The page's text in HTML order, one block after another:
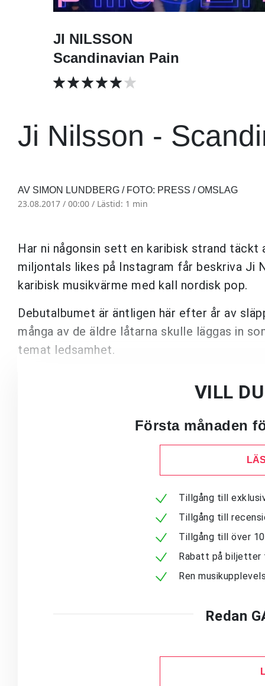
JI NILSSON
Scandinavian Pain
Ji Nilsson -
AV SIMON LUNDBERG / FOTO: PRESS / OMSLAG
23.08.2017 / 00:00 / Lästid: 1 min
Har ni någonsin sett en karibisk strand täckt
miljontals likes på Instagram får beskriva Ji
karibisk musikvärme med kall nordisk pop.
Debutalbumet är äntligen här efter år av
många av de äldre låtarna skulle läggas in
temat ledsamhet.
VILL
Första månaden
Tillgång till
Tillgång till
Tillgång till över
Rabatt på
Ren
Redan